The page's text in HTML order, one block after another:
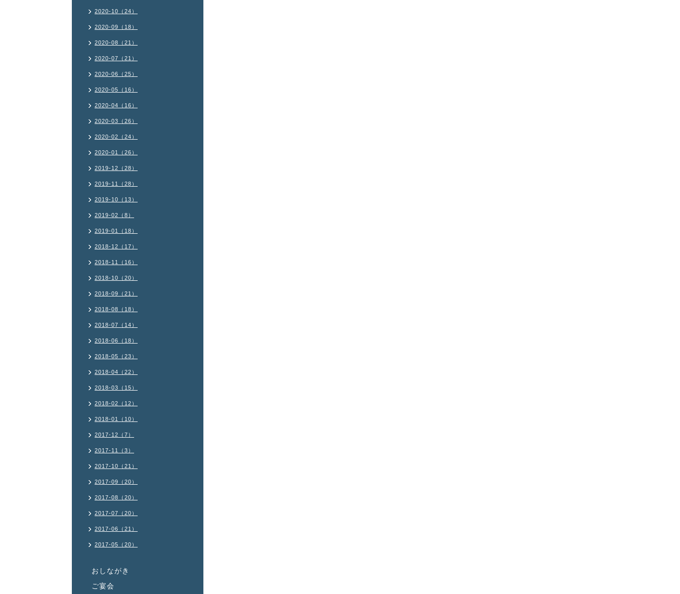
2020-10（24）
2020-09（18）
2020-08（21）
2020-07（21）
2020-06（25）
2020-05（16）
2020-04（16）
2020-03（26）
2020-02（24）
2020-01（26）
2019-12（28）
2019-11（28）
2019-10（13）
2019-02（8）
2019-01（18）
2018-12（17）
2018-11（16）
2018-10（20）
2018-09（21）
2018-08（18）
2018-07（14）
2018-06（18）
2018-05（23）
2018-04（22）
2018-03（15）
2018-02（12）
2018-01（10）
2017-12（7）
2017-11（3）
2017-10（21）
2017-09（20）
2017-08（20）
2017-07（20）
2017-06（21）
2017-05（20）
おしながき
ご宴会